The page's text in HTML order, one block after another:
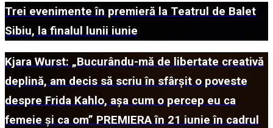
Trei evenimente în premieră la Teatrul de Balet
Sibiu, la finalul lunii iunie
Kjara Wurst: „Bucurându-mă de libertate creativă
deplină, am decis să scriu în sfârșit o poveste
despre Frida Kahlo, așa cum o percep eu ca
femeie și ca om” PREMIERA în 21 iunie în cadrul